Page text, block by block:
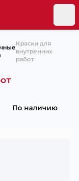
Краски для
внутренних
работ
По наличию